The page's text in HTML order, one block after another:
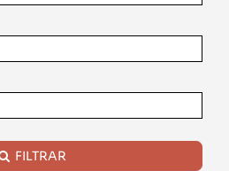
FILTRAR